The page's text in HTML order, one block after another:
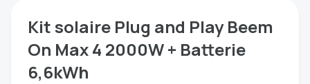
Kit solaire Plug and Play Beem
On Max 4 2000W + Batterie
6,6kWh